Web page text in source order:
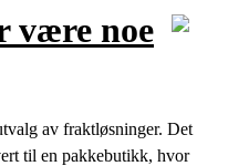
være noe
av fraktløsninger. Det
til en pakkebutikk, hvor